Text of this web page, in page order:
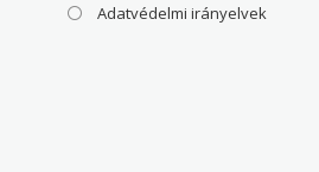
Adatvédelmi irányelvek